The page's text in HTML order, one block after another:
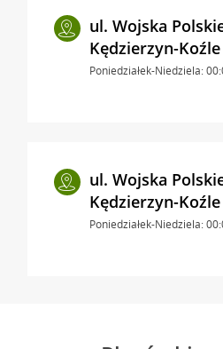
ul. Wojska
Kędzierzyn-Koźle
Poniedziałek-Niedziela:
ul. Wojska
Kędzierzyn-Koźle
Poniedziałek-Niedziela: